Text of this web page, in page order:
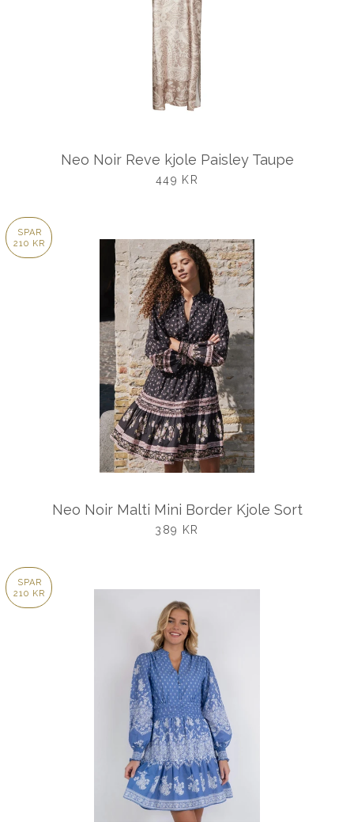
Neo Noir Reve kjole Paisley Taupe
UDSALGSPRIS
449 KR
SPAR
210 KR
Neo Noir Malti Mini Border Kjole Sort
UDSALGSPRIS
389 KR
SPAR
210 KR